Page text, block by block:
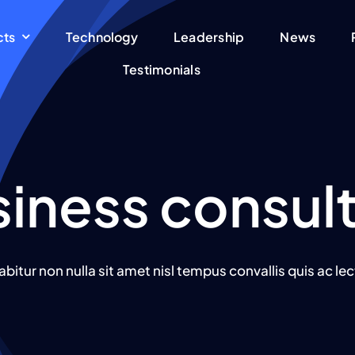
Technology Leadership News
Testimonials
Technology Leadership News
Testimonials
non nulla sit amet nisl tempus convallis quis ac